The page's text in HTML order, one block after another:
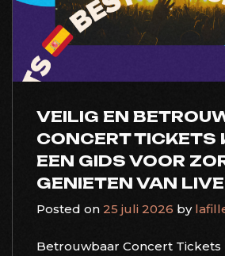
VEILIG EN
CONCERT TICKETS
EEN GIDS VOOR
GENIETEN VAN
Posted on 25 juli 2026 by
Betrouwbaar Concert Tickets